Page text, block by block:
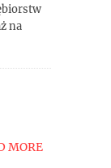
na
MORE